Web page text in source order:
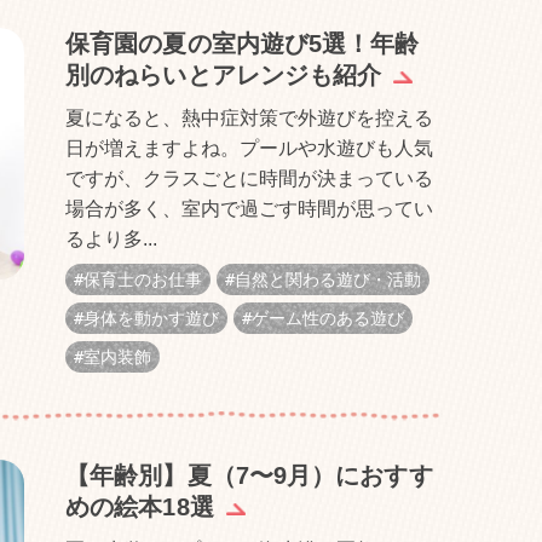
保育園の夏の室内遊び5選！年齢
別のねらいとアレンジも紹介
夏になると、熱中症対策で外遊びを控える
日が増えますよね。プールや水遊びも人気
ですが、クラスごとに時間が決まっている
場合が多く、室内で過ごす時間が思ってい
るより多...
保育士のお仕事
自然と関わる遊び・活動
身体を動かす遊び
ゲーム性のある遊び
室内装飾
【年齢別】夏（7〜9月）におすす
めの絵本18選